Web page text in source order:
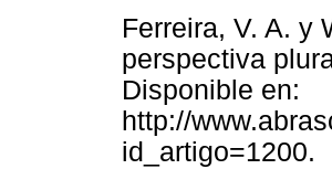
Ferreira, V. A. y
perspectiva
Disponible en:
http://